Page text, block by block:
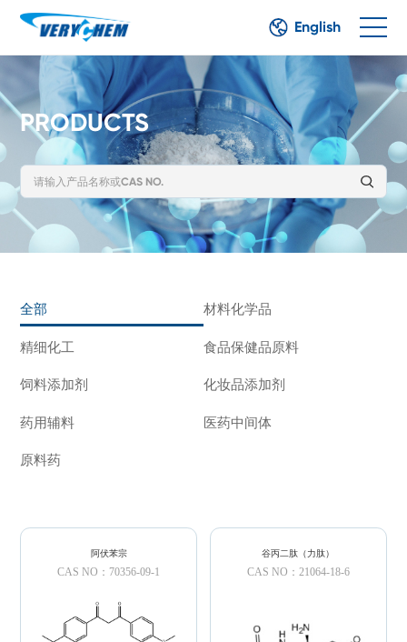
English
PRODUCTS
全部 材料化学品
精细化工 食品保健品原料
饲料添加剂 化妆品添加剂
药用辅料 医药中间体
原料药
阿伏苯宗
CAS NO：70356-09-1
谷丙二肽（力肽）
CAS NO：21064-18-6